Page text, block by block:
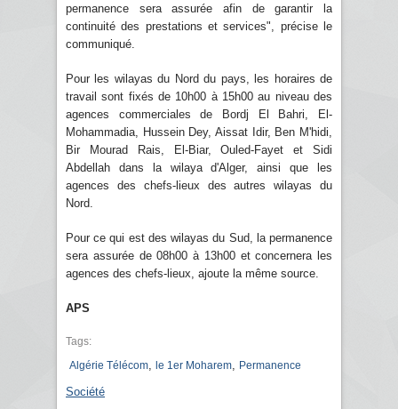
permanence sera assurée afin de garantir la
continuité des prestations et services", précise le
communiqué.
Pour les wilayas du Nord du pays, les horaires de
travail sont fixés de 10h00 à 15h00 au niveau des
agences commerciales de Bordj El Bahri, El-
Mohammadia, Hussein Dey, Aissat Idir, Ben M'hidi,
Bir Mourad Rais, El-Biar, Ouled-Fayet et Sidi
Abdellah dans la wilaya d'Alger, ainsi que les
agences des chefs-lieux des autres wilayas du
Nord.
Pour ce qui est des wilayas du Sud, la permanence
sera assurée de 08h00 à 13h00 et concernera les
agences des chefs-lieux, ajoute la même source.
APS
Tags:
Algérie Télécom le 1er Moharem Permanence
Société